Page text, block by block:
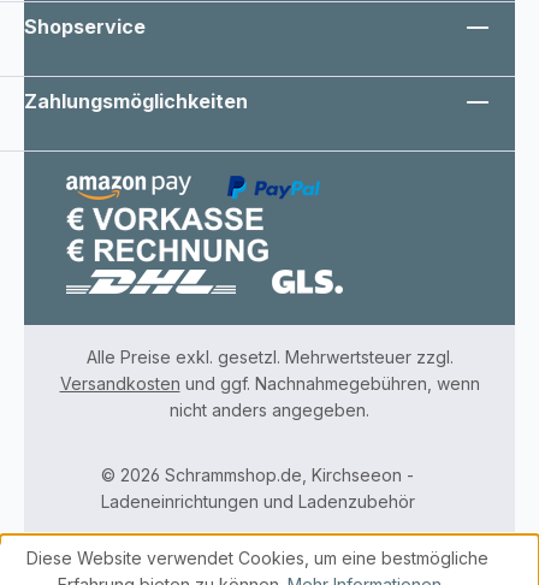
Shopservice
Zahlungsmöglichkeiten
Alle Preise exkl. gesetzl. Mehrwertsteuer zzgl.
Versandkosten und ggf. Nachnahmegebühren, wenn
nicht anders angegeben.
© 2026 Schrammshop.de, Kirchseeon -
Ladeneinrichtungen und Ladenzubehör
Diese Website verwendet Cookies, um eine bestmögliche